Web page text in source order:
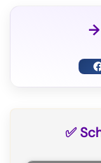
→
✅